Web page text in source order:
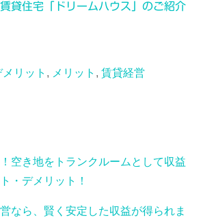
貸住宅「ドリームハウス」のご紹介
メリット , メリット , 賃貸経営
空き地をトランクルームとして収益
・デメリット！
なら、賢く安定した収益が得られま